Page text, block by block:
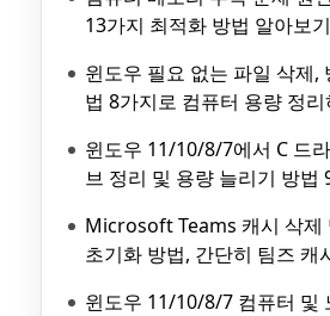
13가지 최적화 방법 알아보기
윈도우 필요 없는 파일 삭제,
법 8가지로 컴퓨터 용량 정리
윈도우 11/10/8/7에서 C 드
브 정리 및 용량 늘리기 방법
Microsoft Teams 캐시 삭제
초기화 방법, 간단히 팀즈 캐
윈도우 11/10/8/7 컴퓨터 및